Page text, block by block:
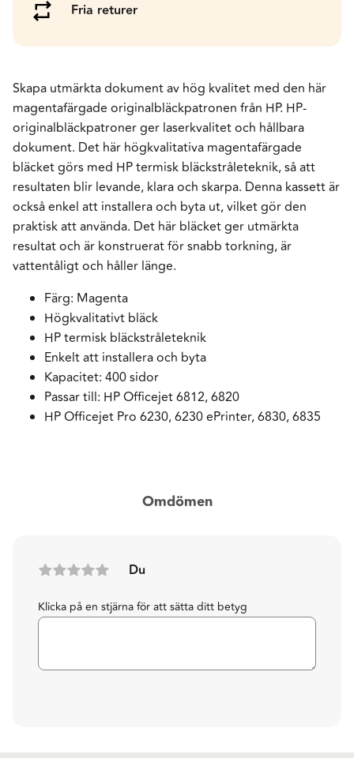
Fria returer
Skapa utmärkta dokument av hög kvalitet med den här
magentafärgade originalbläckpatronen från HP. HP-
originalbläckpatroner ger laserkvalitet och hållbara
dokument. Det här högkvalitativa magentafärgade
bläcket görs med HP termisk bläckstråleteknik, så att
resultaten blir levande, klara och skarpa. Denna kassett är
också enkel att installera och byta ut, vilket gör den
praktisk att använda. Det här bläcket ger utmärkta
resultat och är konstruerat för snabb torkning, är
vattentåligt och håller länge.
Färg: Magenta
Högkvalitativt bläck
HP termisk bläckstråleteknik
Enkelt att installera och byta
Kapacitet: 400 sidor
Passar till: HP Officejet 6812, 6820
HP Officejet Pro 6230, 6230 ePrinter, 6830, 6835
Omdömen
Du
Klicka på en stjärna för att sätta ditt betyg